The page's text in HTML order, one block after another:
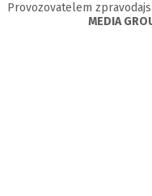
Provozovatelem
MEDIA